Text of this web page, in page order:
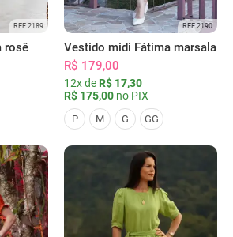
REF 2189
rosê
REF 2190
Vestido midi Fátima marsala
R$ 179,00
12x de R$ 17,30
R$ 175,00 no PIX
P M G GG